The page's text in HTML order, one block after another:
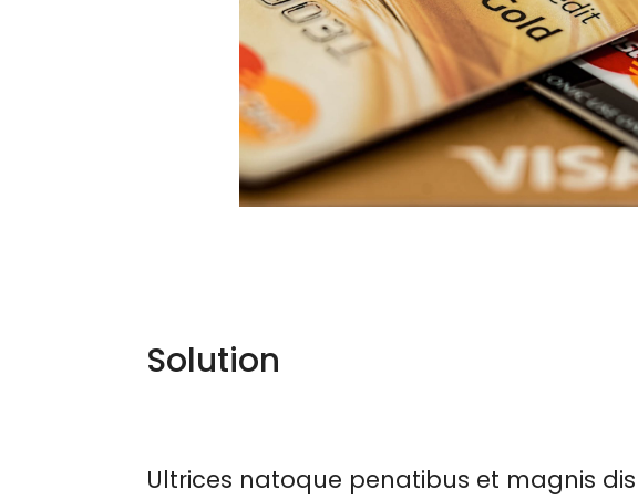
Solution
Ultrices natoque penatibus et magnis dis